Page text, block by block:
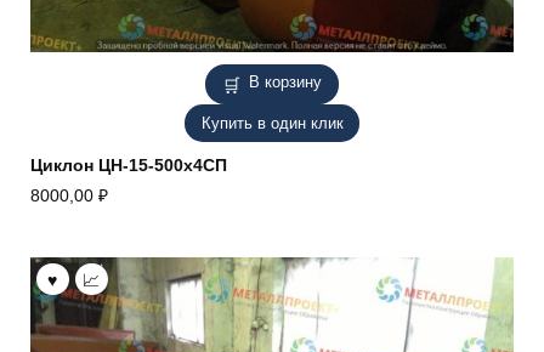
В корзину
Купить в один клик
Циклон ЦН-15-500х4СП
8000,00 ₽